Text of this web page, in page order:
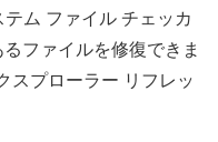
ム ファイル チェッカ
ファイルを修復できま
スプローラー リフレッ